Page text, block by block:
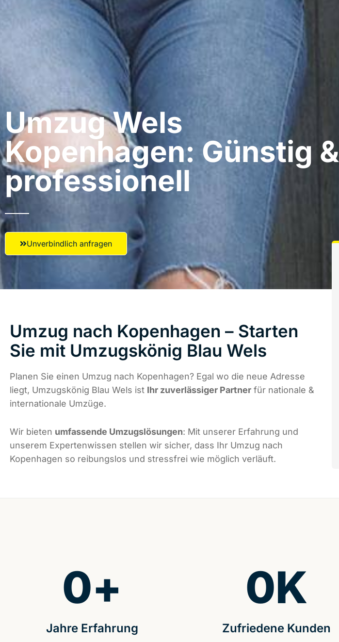
Umzug Wels​
Kopenhagen: Günstig &
professionell​
Unverbindlich anfragen
Umzug nach Kopenhagen – Starten
Sie mit Umzugskönig Blau Wels
Planen Sie einen Umzug nach Kopenhagen? Egal wo die neue Adresse
liegt, Umzugskönig Blau Wels ist Ihr zuverlässiger Partner für nationale &
internationale Umzüge.
Wir bieten umfassende Umzugslösungen: Mit unserer Erfahrung und
unserem Expertenwissen stellen wir sicher, dass Ihr Umzug nach
Kopenhagen so reibungslos und stressfrei wie möglich verläuft.
Jahre Erfahrung
0+
Zufriedene Kunden
0K